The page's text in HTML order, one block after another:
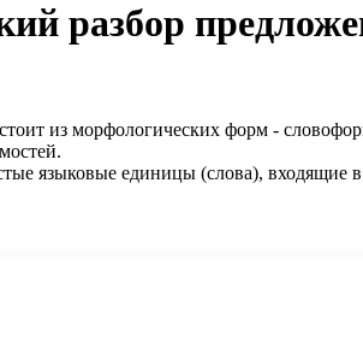
разбор
из морфологических форм -
языковые единицы (слова), входящие